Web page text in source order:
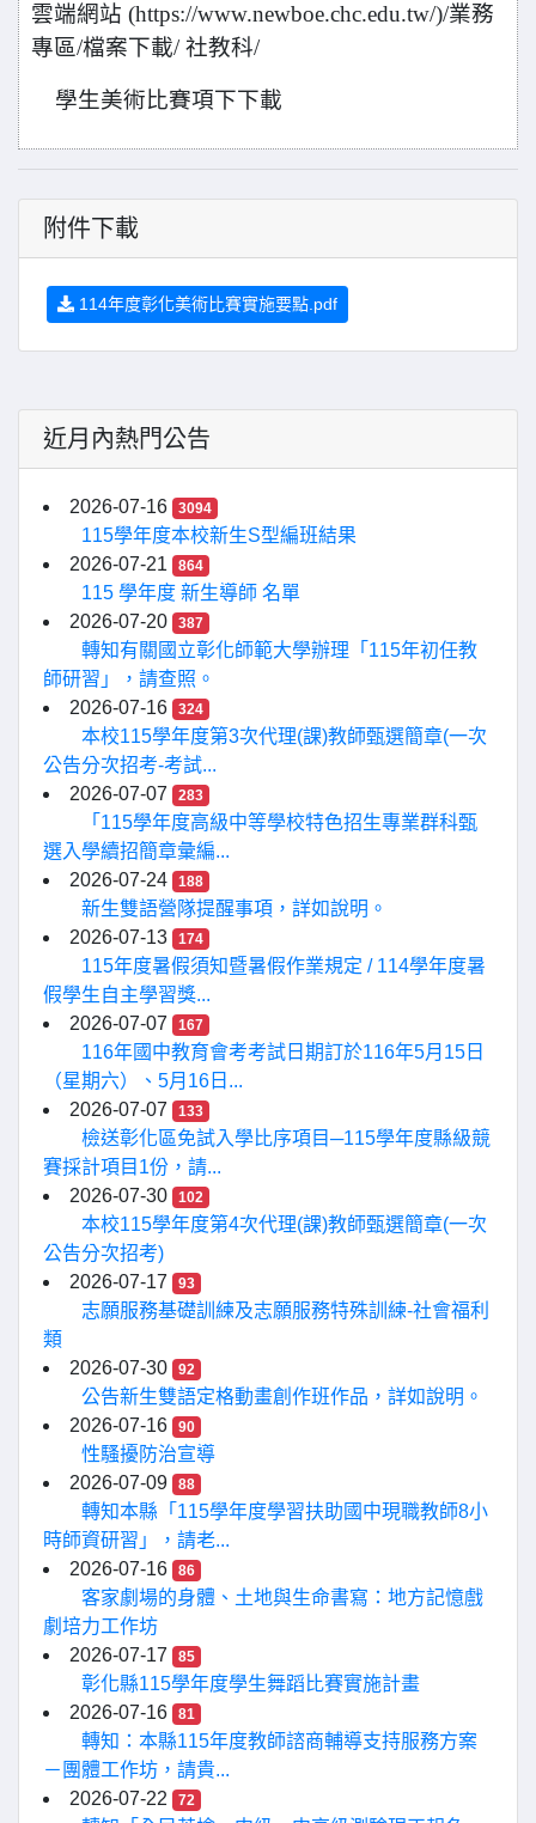
雲端網站 (https://www.newboe.chc.edu.tw/)/業務
專區/檔案下載/ 社教科/
學生美術比賽項下下載
附件下載
114年度彰化美術比賽實施要點.pdf
近月內熱門公告
2026-07-16 3094
115學年度本校新生S型編班結果
2026-07-21
864
115 學年度 新生導師 名單
2026-07-20
387
轉知有關國立彰化師範大學辦理「115年初任教
師研習」，請查照。
2026-07-16
324
本校115學年度第3次代理(課)教師甄選簡章(一次
公告分次招考-考試...
2026-07-07
283
「115學年度高級中等學校特色招生專業群科甄
選入學續招簡章彙編...
2026-07-24
188
新生雙語營隊提醒事項，詳如說明。
2026-07-13
174
115年度暑假須知暨暑假作業規定 / 114學年度暑
假學生自主學習獎...
2026-07-07
167
116年國中教育會考考試日期訂於116年5月15日
（星期六）、5月16日...
2026-07-07
133
檢送彰化區免試入學比序項目─115學年度縣級競
賽採計項目1份，請...
2026-07-30
102
本校115學年度第4次代理(課)教師甄選簡章(一次
公告分次招考)
2026-07-17
93
志願服務基礎訓練及志願服務特殊訓練-社會福利
類
2026-07-30
92
公告新生雙語定格動畫創作班作品，詳如說明。
2026-07-16
90
性騷擾防治宣導
2026-07-09
88
轉知本縣「115學年度學習扶助國中現職教師8小
時師資研習」，請老...
2026-07-16
86
客家劇場的身體、土地與生命書寫：地方記憶戲
劇培力工作坊
2026-07-17
85
彰化縣115學年度學生舞蹈比賽實施計畫
2026-07-16
81
轉知：本縣115年度教師諮商輔導支持服務方案
－團體工作坊，請貴...
2026-07-22
72